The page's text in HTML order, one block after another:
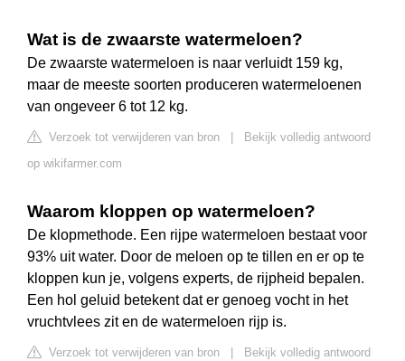
Wat is de zwaarste watermeloen?
De zwaarste watermeloen is naar verluidt 159 kg,
maar de meeste soorten produceren watermeloenen
van ongeveer 6 tot 12 kg.
Verzoek tot verwijderen van bron
Bekijk volledig antwoord
op wikifarmer.com
Waarom kloppen op watermeloen?
De klopmethode. Een rijpe watermeloen bestaat voor
93% uit water. Door de meloen op te tillen en er op te
kloppen kun je, volgens experts, de rijpheid bepalen.
Een hol geluid betekent dat er genoeg vocht in het
vruchtvlees zit en de watermeloen rijp is.
Verzoek tot verwijderen van bron
Bekijk volledig antwoord